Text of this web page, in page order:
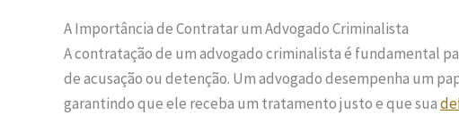
A Importância de Contratar um Advogado Criminalista
A contratação de um advogado criminalista é fundamental
de acusação ou detenção. Um advogado desempenha um
garantindo que ele receba um tratamento justo e que sua